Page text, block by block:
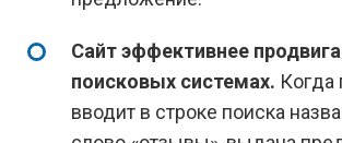
Сайт эффективнее
поисковых системах. Когда
вводит в строке поиска